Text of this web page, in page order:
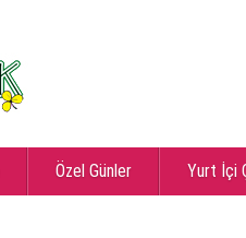
Özel Günler Yurt İçi